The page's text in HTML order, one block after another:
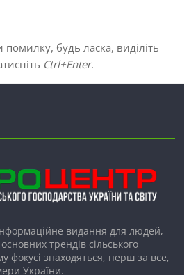
будь ласка, виділіть
Ctrl+Enter.
видання для людей,
трендів сільського
фокусі знаходяться, перш за все,
України.